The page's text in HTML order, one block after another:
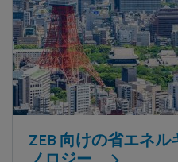
ZEB 向けの省エネル